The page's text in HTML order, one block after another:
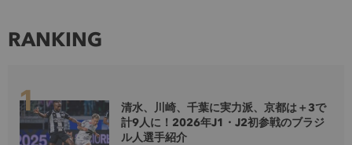
RANKING
清水、川崎、千葉に実力派、京都は＋3で
計9人に！2026年J1・J2初参戦のブラジ
ル人選手紹介